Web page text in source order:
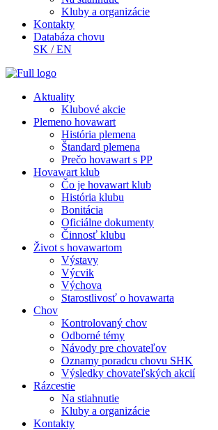
Kluby a organizácie
Kontakty
Databáza chovu
SK /EN
Aktuality
Klubové akcie
Plemeno hovawart
História plemena
Štandard plemena
Prečo hovawart s PP
Hovawart klub
Čo je hovawart klub
História klubu
Bonitácia
Oficiálne dokumenty
Činnosť klubu
Život s hovawartom
Výstavy
Výcvik
Výchova
Starostlivosť o hovawarta
Chov
Kontrolovaný chov
Odborné témy
Návody pre chovateľov
Oznamy poradcu chovu SHK
Výsledky chovateľských akcií
Rázcestie
Na stiahnutie
Kluby a organizácie
Kontakty